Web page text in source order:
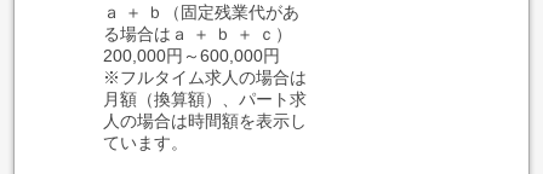
ａ ＋ ｂ（固定残業代があ
る場合はａ ＋ ｂ ＋ ｃ）
200,000円～600,000円
※フルタイム求人の場合は
月額（換算額）、パート求
人の場合は時間額を表示し
ています。